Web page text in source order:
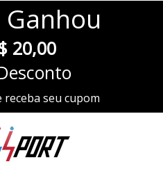
Ganhou
20,00
receba seu cupom